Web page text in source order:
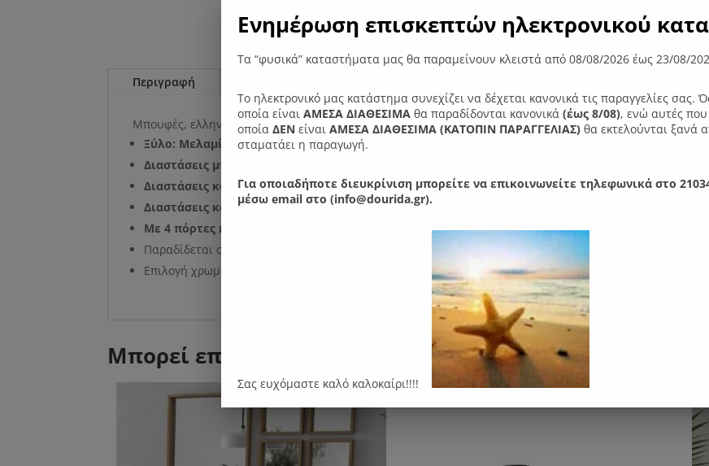
Κωδικός προϊόντος:
Περιγραφή
Μπουφές, ελληνικής κατασκευής με όμορφη, λιτή και στιβαρή κατασκευή, ώστε να καλύψει κάθε
Ξύλο: Μελαμίνη
Διαστάσεις μπουφέ: Μήκος: 180 εκ. Πλάτος: 50 εκ. Ύψος : 78 εκ.
Διαστάσεις καθρέφτη: Μήκος: 75 εκ. Ύψος 75 εκ.
Διαστάσεις καθρέφτη: Μήκος: 35 εκ. Ύψος: 35 εκ.
Με 4 πόρτες και 2 ράφια εσωτερικά.
Παραδίδεται συναρμολογημένο.
Επιλογή χρωματικής απόχρωσης .
Μπορεί επίσης να σας αρέσει…
Ενημέρωση επισκεπτών ηλεκτρονικού
Τα “φυσικά” καταστήματα μας θα παραμείνουν κλειστά από 08/08/2026 έως 23/08/
Το ηλεκτρονικό μας κατάστημα συνεχίζει να δέχεται κανονικά τις παραγγελίες σας.
οποία είναι ΑΜΕΣΑ ΔΙΑΘΕΣΙΜΑ θα παραδίδονται κανονικά (έως 8/08), ενώ αυτές
οποία ΔΕΝ είναι ΑΜΕΣΑ ΔΙΑΘΕΣΙΜΑ (ΚΑΤΟΠΙΝ ΠΑΡΑΓΓΕΛIΑΣ) θα εκτελούνται ξανά
σταματάει η παραγωγή.
Για οποιαδήποτε διευκρίνιση μπορείτε να επικοινωνείτε τηλεφωνικά στο
μέσω email στο (info@dourida.gr).
Σας ευχόμαστε καλό καλοκαίρι!!!!